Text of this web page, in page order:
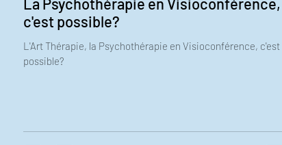
c'est possible?
L'Art Thérapie, la Psychothérapie en Visioconférence, c'est
possible?